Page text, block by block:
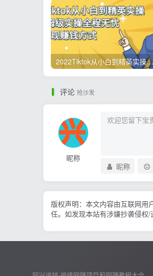
2022Tiktok从小白到精英实操，0-1保姆级实操全程无忧，多种变现赚钱方式
评论 抢沙发
昵称
昵称
版权声明：本文内容由互联网用
任。如发现本站有涉嫌抄袭侵权